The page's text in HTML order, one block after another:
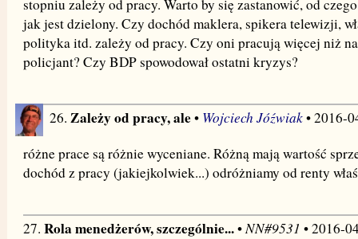
stopniu zależy od pracy. Warto by się zastanowić, od
jak jest dzielony. Czy dochód maklera, spikera telewizji,
polityka itd. zależy od pracy. Czy oni pracują więcej niż
policjant? Czy BDP spowodował ostatni kryzys?
26. Zależy od pracy, ale• Wojciech Jóźwiak• 2016-
różne prace są różnie wyceniane. Różną mają wartość
dochód z pracy (jakiejkolwiek...) odróżniamy od renty
27. Rola menedżerów, szczególnie...•NN#9531 • 2016-